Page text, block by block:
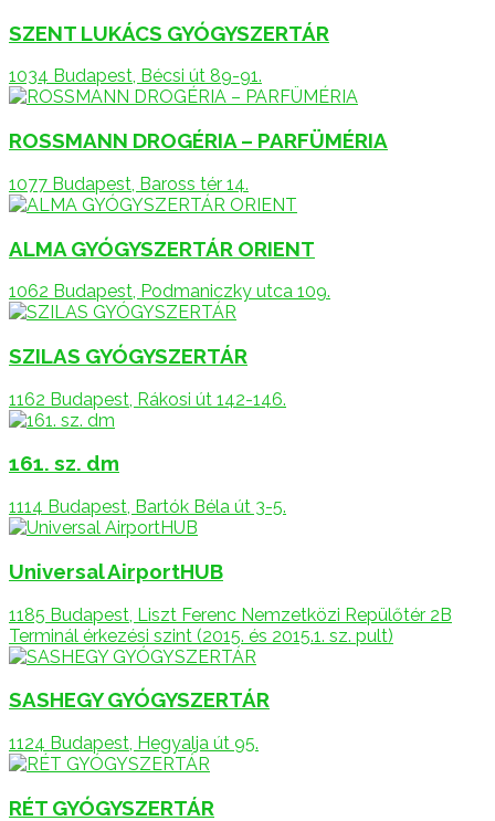
SZENT LUKÁCS GYÓGYSZERTÁR
1034 Budapest, Bécsi út 89-91.
ROSSMANN DROGÉRIA – PARFÜMÉRIA
1077 Budapest, Baross tér 14.
ALMA GYÓGYSZERTÁR ORIENT
1062 Budapest, Podmaniczky utca 109.
SZILAS GYÓGYSZERTÁR
1162 Budapest, Rákosi út 142-146.
161. sz. dm
1114 Budapest, Bartók Béla út 3-5.
Universal AirportHUB
1185 Budapest, Liszt Ferenc Nemzetközi Repülőtér 2B
Terminál érkezési szint (2015. és 2015.1. sz. pult)
SASHEGY GYÓGYSZERTÁR
1124 Budapest, Hegyalja út 95.
RÉT GYÓGYSZERTÁR